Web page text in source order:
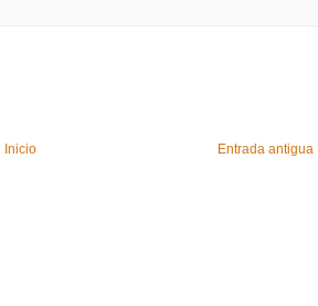
Entrada antigua
Inicio